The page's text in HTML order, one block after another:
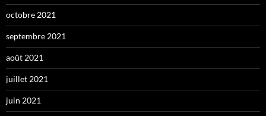
octobre 2021
septembre 2021
août 2021
juillet 2021
juin 2021